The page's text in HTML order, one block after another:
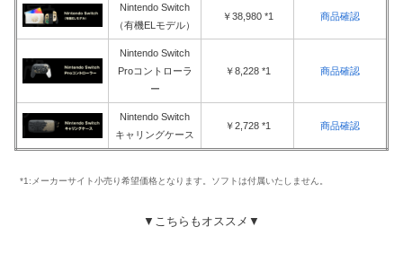
Nintendo Switch
（有機ELモデル）
￥38,980 *1 商品確認
Nintendo Switch
Proコントローラ
ー
￥8,228 *1 商品確認
Nintendo Switch
キャリングケース
￥2,728 *1 商品確認
*1:メーカーサイト小売り希望価格となります。ソフトは付属いたしません。
▼こちらもオススメ▼